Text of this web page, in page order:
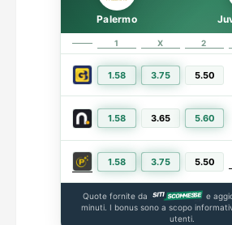
Palermo
1 X 2
1.58 3.75 5.50
1.58 3.65 5.60
1.58 3.75 5.50
Quote fornite da
e
minuti. I bonus sono a scopo
utenti.